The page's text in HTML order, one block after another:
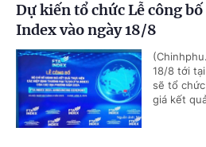
Dự kiến tổ chức Lễ công
Index vào ngày 18/8
18/8 tới
sẽ tổ
giá kết